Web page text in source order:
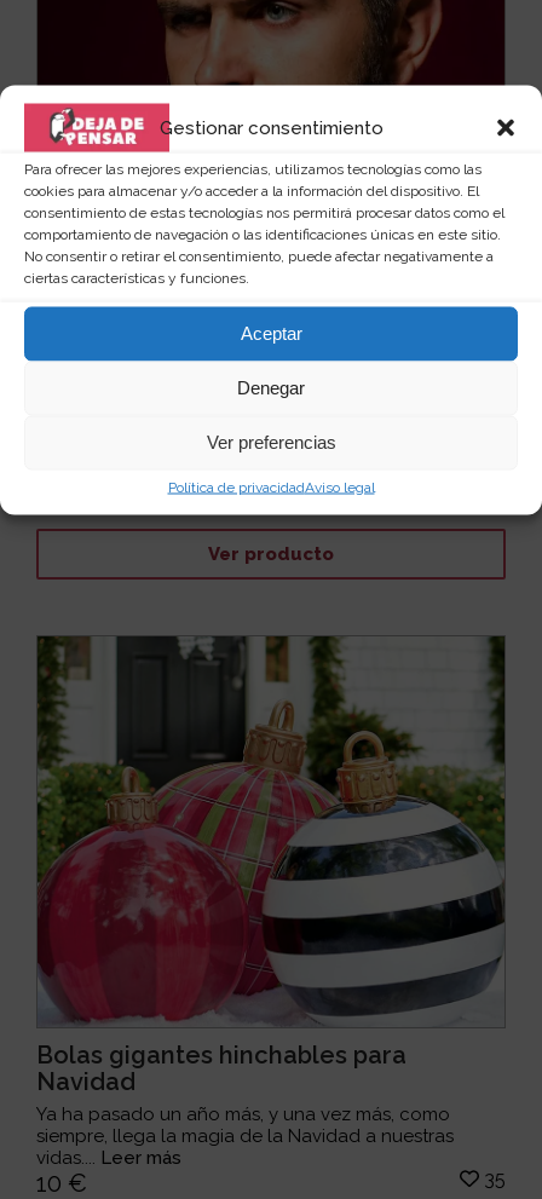
Gestionar consentimiento
Para ofrecer las mejores experiencias, utilizamos tecnologías como las
cookies para almacenar y/o acceder a la información del dispositivo. El
consentimiento de estas tecnologías nos permitirá procesar datos como el
comportamiento de navegación o las identificaciones únicas en este sitio.
No consentir o retirar el consentimiento, puede afectar negativamente a
ciertas características y funciones.
Aceptar
Denegar
Ver preferencias
Política de privacidadAviso legal
Mini bolas de navidad para la barba
nosotros, y se podría decir que algunos ya han enc...
Ver producto
Bolas gigantes hinchables para
Navidad
Ya ha pasado un año más, y una vez más, como
siempre, llega la magia de la Navidad a nuestras
vidas.... Leer más
10 € 35